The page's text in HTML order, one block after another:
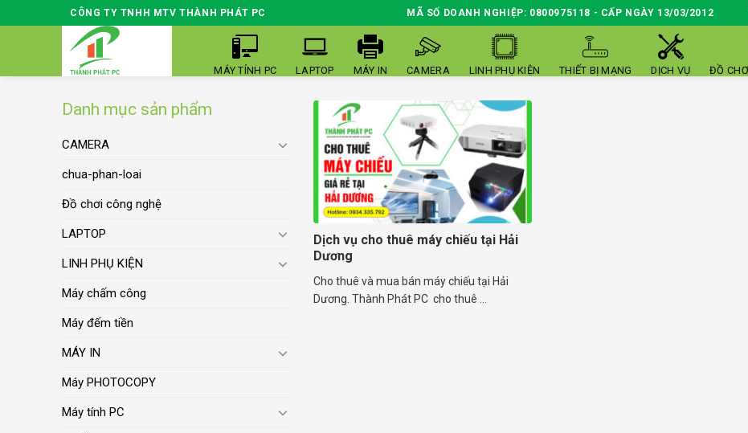
to
CÔNG TY TNHH MTV THÀNH PHÁT PC MÃ SỐ DOANH NGHIỆP: 0800975118 - CẤP NGÀY 13/03/2012
MÁY TÍNH PC LAPTOP MÁY IN CAMERA LINH PHỤ KIỆN THIẾT BỊ MẠNG DỊCH VỤ ĐỒ
Danh mục sản phẩm
CAMERA
chua-phan-loai
Đồ chơi công nghệ
LAPTOP
LINH PHỤ KIỆN
Máy chấm công
Máy đếm tiền
MÁY IN
Máy PHOTOCOPY
Máy tính PC
Dịch vụ cho thuê máy chiếu tại Hải
Dương
Cho thuê và mua bán máy chiếu tại Hải
Dương. Thành Phát PC cho thuê ...